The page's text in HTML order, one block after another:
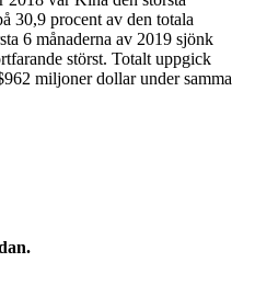
30,9 procent av den totala
6 månaderna av 2019 sjönk
störst. Totalt uppgick
miljoner dollar under samma